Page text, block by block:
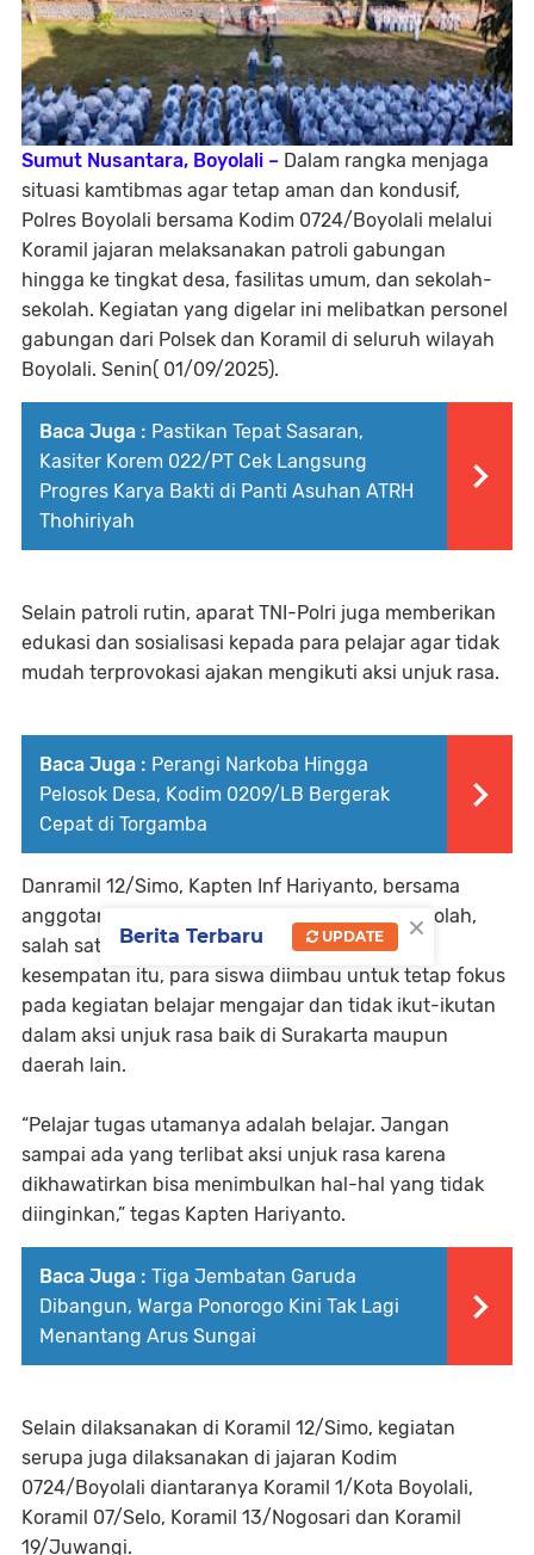
Sumut Nusantara, Boyolali – Dalam rangka menjaga
situasi kamtibmas agar tetap aman dan kondusif,
Polres Boyolali bersama Kodim 0724/Boyolali melalui
Koramil jajaran melaksanakan patroli gabungan
hingga ke tingkat desa, fasilitas umum, dan sekolah-
sekolah. Kegiatan yang digelar ini melibatkan personel
gabungan dari Polsek dan Koramil di seluruh wilayah
Boyolali. Senin( 01/09/2025).
Baca Juga : Pastikan Tepat Sasaran,
Kasiter Korem 022/PT Cek Langsung
Progres Karya Bakti di Panti Asuhan ATRH
Thohiriyah
Selain patroli rutin, aparat TNI-Polri juga memberikan
edukasi dan sosialisasi kepada para pelajar agar tidak
mudah terprovokasi ajakan mengikuti aksi unjuk rasa.
Baca Juga : Perangi Narkoba Hingga
Pelosok Desa, Kodim 0209/LB Bergerak
Cepat di Torgamba
Danramil 12/Simo, Kapten Inf Hariyanto, bersama
anggotanya turut menyambangi sejumlah sekolah,
salah satunya di SMK Negeri 1 Simo. Dalam
kesempatan itu, para siswa diimbau untuk tetap fokus
pada kegiatan belajar mengajar dan tidak ikut-ikutan
dalam aksi unjuk rasa baik di Surakarta maupun
daerah lain.
“Pelajar tugas utamanya adalah belajar. Jangan
sampai ada yang terlibat aksi unjuk rasa karena
dikhawatirkan bisa menimbulkan hal-hal yang tidak
diinginkan,” tegas Kapten Hariyanto.
Baca Juga : Tiga Jembatan Garuda
Dibangun, Warga Ponorogo Kini Tak Lagi
Menantang Arus Sungai
Selain dilaksanakan di Koramil 12/Simo, kegiatan
serupa juga dilaksanakan di jajaran Kodim
0724/Boyolali diantaranya Koramil 1/Kota Boyolali,
Koramil 07/Selo, Koramil 13/Nogosari dan Koramil
19/Juwangi.
×
Berita Terbaru UPDATE